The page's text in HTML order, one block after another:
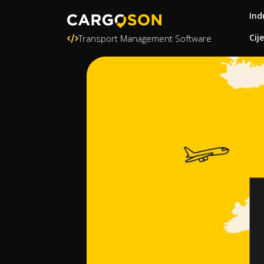
Transport Management Software